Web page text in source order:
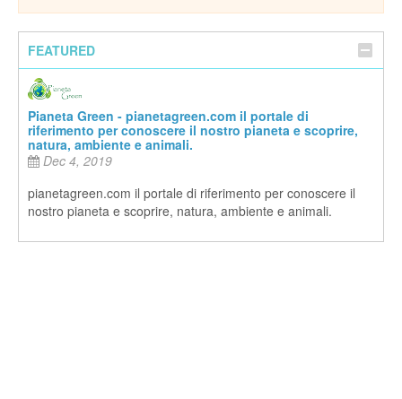
FEATURED
Pianeta Green - pianetagreen.com il portale di
riferimento per conoscere il nostro pianeta e scoprire,
natura, ambiente e animali.
Dec 4, 2019
pianetagreen.com il portale di riferimento per conoscere il
nostro pianeta e scoprire, natura, ambiente e animali.